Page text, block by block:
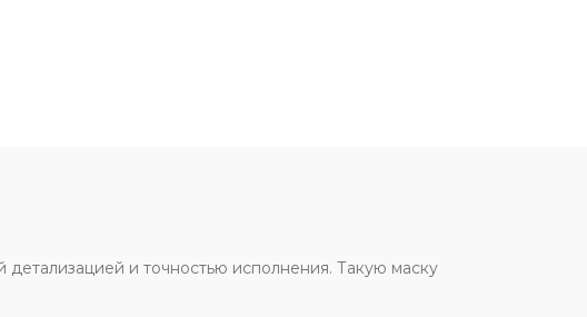
детализацией и точностью исполнения. Такую маску